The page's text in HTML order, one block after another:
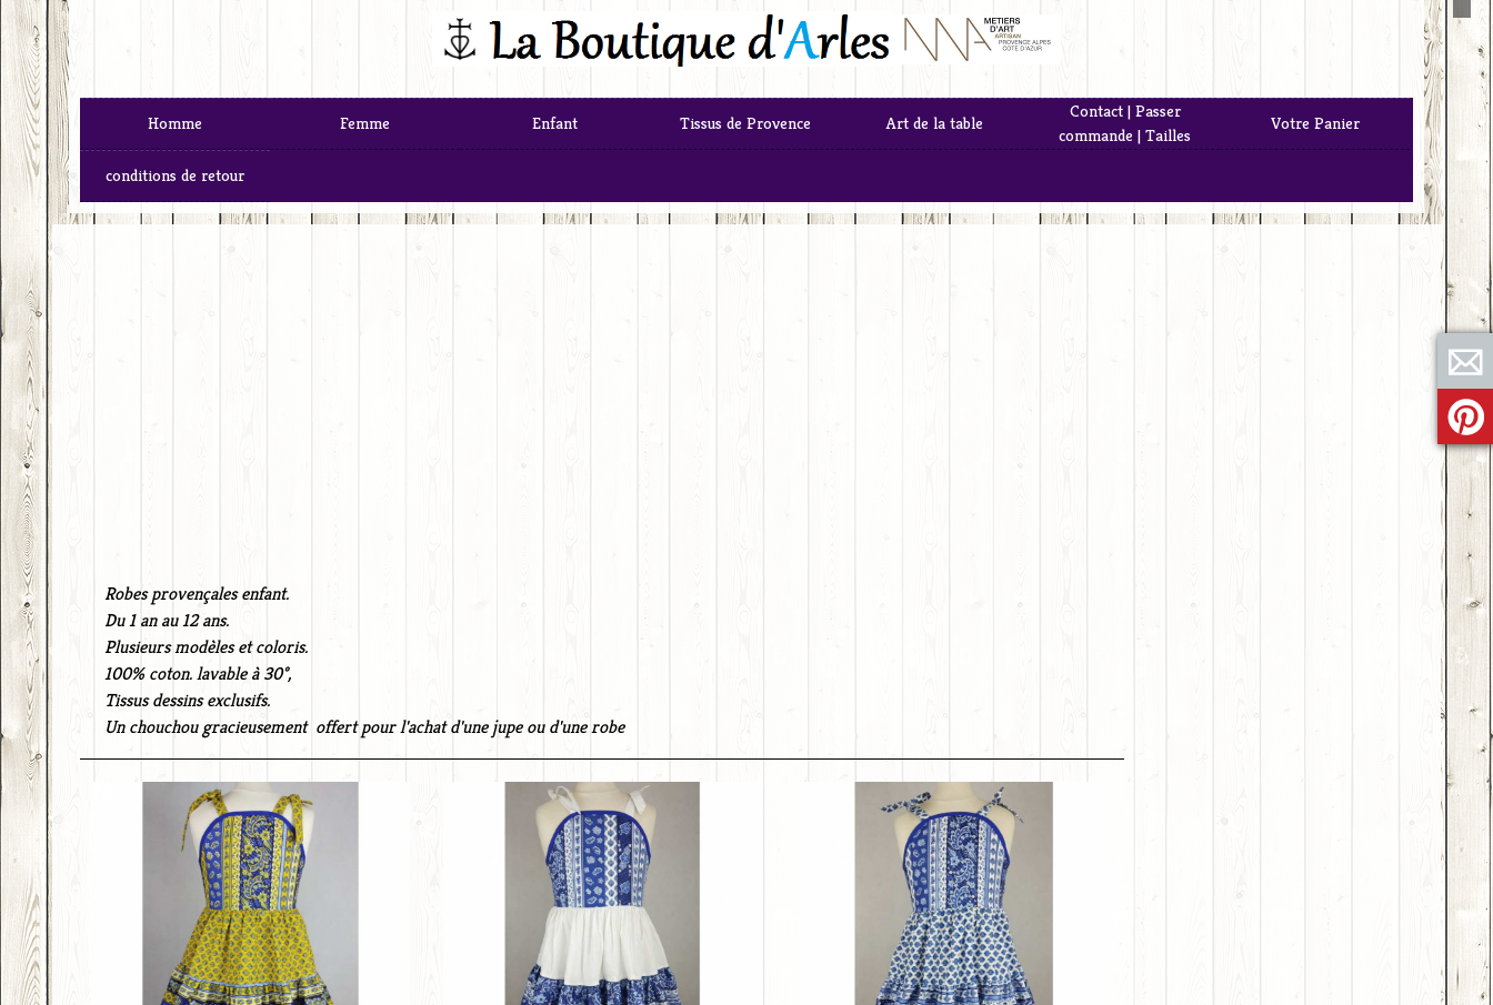
Homme Femme Enfant Tissus de Provence Art de la table
Contact | Passer
commande | Tailles
Votre Panier
conditions de retour
Robes provençales enfant.
Du 1 an au 12 ans.
Plusieurs modèles et coloris.
100% coton. lavable à 30°,
Tissus dessins exclusifs.
Un chouchou gracieusement offert pour l'achat d'une jupe ou d'une robe